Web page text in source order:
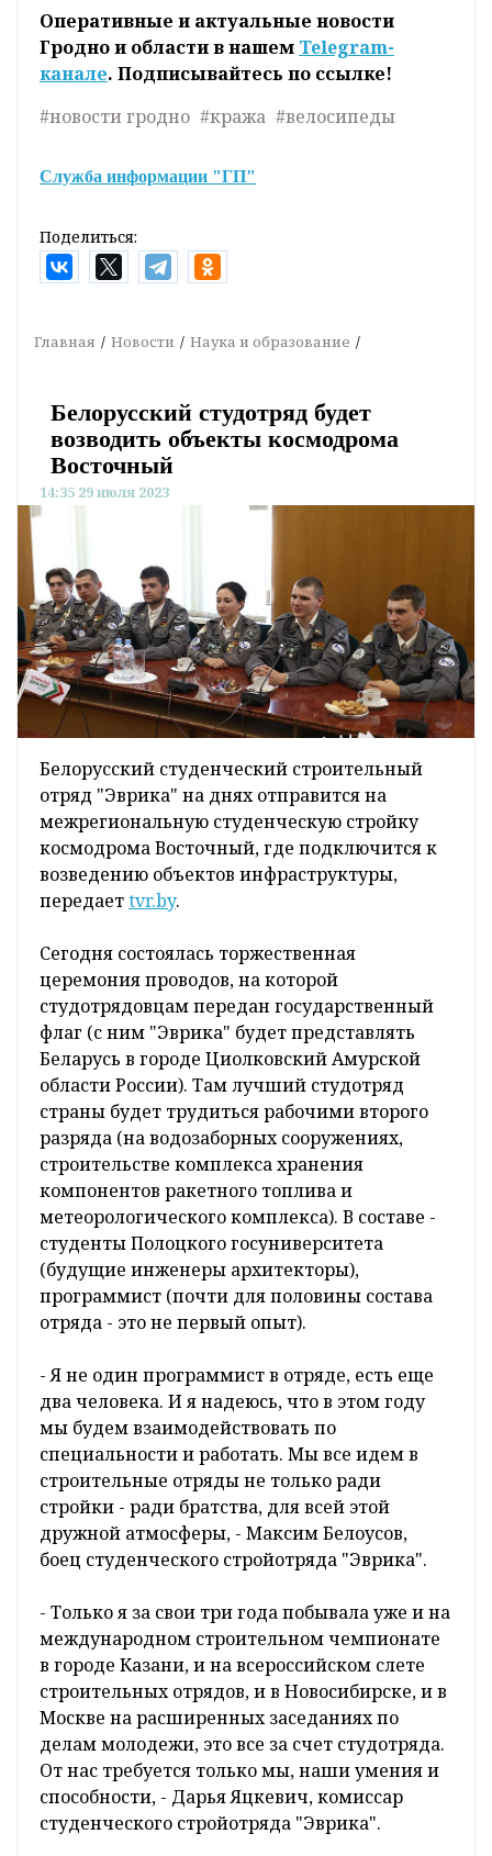
Оперативные и актуальные новости
Гродно и области в нашем Telegram-
канале. Подписывайтесь по ссылке!
#новости гродно #кража #велосипеды
Служба информации "ГП"
Поделиться:
Главная Новости Наука и образование
Белорусский студотряд будет
возводить объекты космодрома
Восточный
14:35 29 июля 2023
Белорусский студенческий строительный
отряд "Эврика" на днях отправится на
межрегиональную студенческую стройку
космодрома Восточный, где подключится к
возведению объектов инфраструктуры,
передаетtvr.by.
Сегодня состоялась торжественная
церемония проводов, на которой
студотрядовцам передан государственный
флаг (с ним "Эврика" будет представлять
Беларусь в городе Циолковский Амурской
области России). Там лучший студотряд
страны будет трудиться рабочими второго
разряда (на водозаборных сооружениях,
строительстве комплекса хранения
компонентов ракетного топлива и
метеорологического комплекса). В составе -
студенты Полоцкого госуниверситета
(будущие инженеры архитекторы),
программист (почти для половины состава
отряда - это не первый опыт).
- Я не один программист в отряде, есть еще
два человека. И я надеюсь, что в этом году
мы будем взаимодействовать по
специальности и работать. Мы все идем в
строительные отряды не только ради
стройки - ради братства, для всей этой
дружной атмосферы, - Максим Белоусов,
боец студенческого стройотряда "Эврика".
- Только я за свои три года побывала уже и на
международном строительном чемпионате
в городе Казани, и на всероссийском слете
строительных отрядов, и в Новосибирске, и в
Москве на расширенных заседаниях по
делам молодежи, это все за счет студотряда.
От нас требуется только мы, наши умения и
способности, - Дарья Яцкевич, комиссар
студенческого стройотряда "Эврика".